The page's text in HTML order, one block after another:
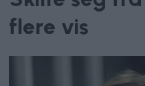
flere vis